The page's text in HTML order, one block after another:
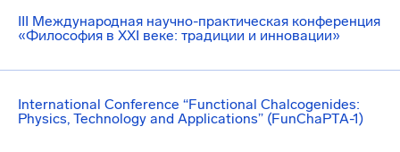
III Международная научно-практическая конференция
«Философия в XXI веке: традиции и инновации»
International Conference “Functional Chalcogenides:
Physics, Technology and Applications” (FunChaPTA-1)